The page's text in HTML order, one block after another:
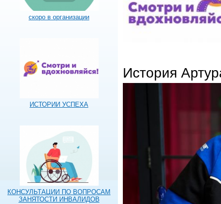
скоро в организации
ИСТОРИИ УСПЕХА
КОНСУЛЬТАЦИИ ПО ВОПРОСАМ
ЗАНЯТОСТИ ИНВАЛИДОВ
История